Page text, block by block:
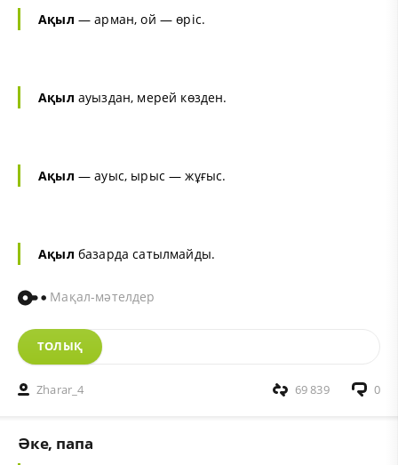
Ақыл — арман, ой — өріс.
Ақыл ауыздан, мерей көзден.
Ақыл — ауыс, ырыс — жұғыс.
Ақыл базарда сатылмайды.
Мақал-мәтелдер
ТОЛЫҚ
Zharar_4 0
69 839
Әке, папа